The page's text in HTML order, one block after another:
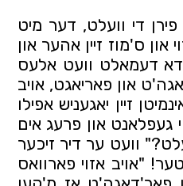
פירן די וועלט, דער מיט
און ס'מוז זיין אהער און
דא דעמאלט וועט אלעס
און פאריאגט, אויב
זיין יאגעניש אפילו
געפלאנט און פרעג אים
וועט ער דיר זיכער
"אויב אזוי פארוואס